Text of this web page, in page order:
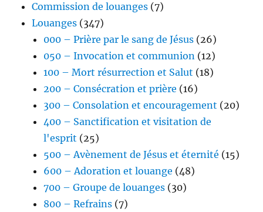
Commission de louanges (7)
Louanges (347)
000 – Prière par le sang de Jésus (26)
050 – Invocation et communion (12)
100 – Mort résurrection et Salut (18)
200 – Consécration et prière (16)
300 – Consolation et encouragement (20)
400 – Sanctification et visitation de
l'esprit (25)
500 – Avènement de Jésus et éternité (15)
600 – Adoration et louange (48)
700 – Groupe de louanges (30)
800 – Refrains (7)